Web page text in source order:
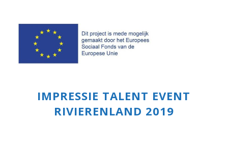
IMPRESSIE TALENT EVENT
RIVIERENLAND 2019